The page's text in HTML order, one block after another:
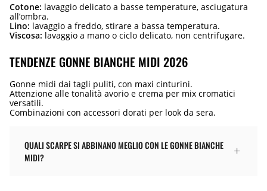
Cotone: lavaggio delicato a basse temperature, asciugatura
all’ombra.
Lino: lavaggio a freddo, stirare a bassa temperatura.
Viscosa: lavaggio a mano o ciclo delicato, non centrifugare.
TENDENZE GONNE BIANCHE MIDI 2026
Gonne midi dai tagli puliti, con maxi cinturini.
Attenzione alle tonalità avorio e crema per mix cromatici
versatili.
Combinazioni con accessori dorati per look da sera.
QUALI SCARPE SI ABBINANO MEGLIO CON LE GONNE BIANCHE
MIDI?